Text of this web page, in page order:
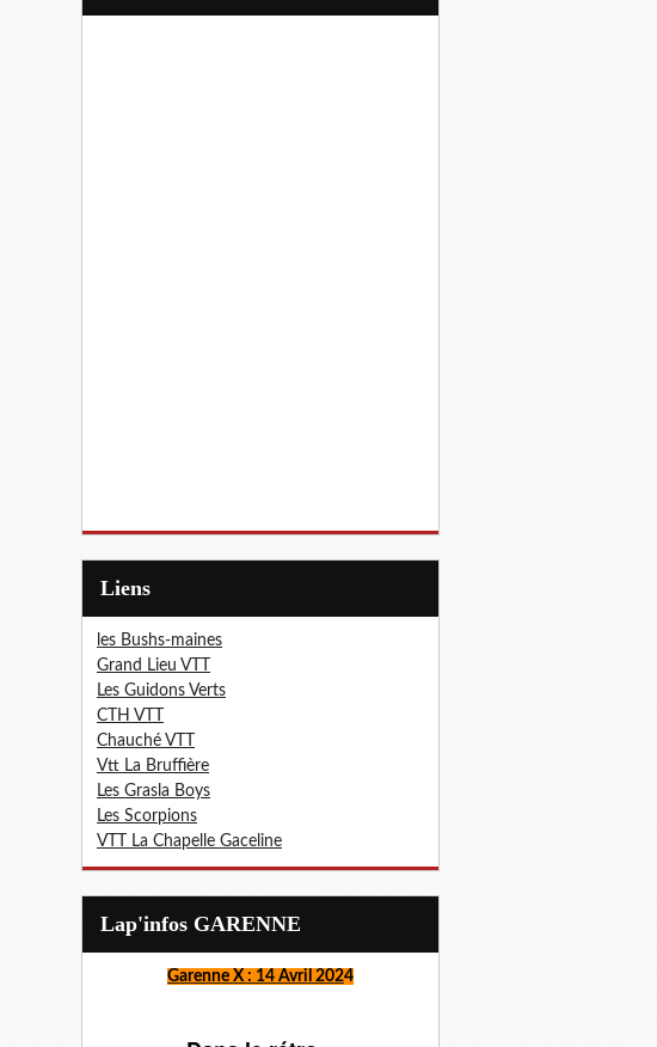
Liens
les Bushs-maines
Grand Lieu VTT
Les Guidons Verts
CTH VTT
Chauché VTT
Vtt La Bruffière
Les Grasla Boys
Les Scorpions
VTT La Chapelle Gaceline
Lap'infos GARENNE
Garenne X : 14 Avril 2024